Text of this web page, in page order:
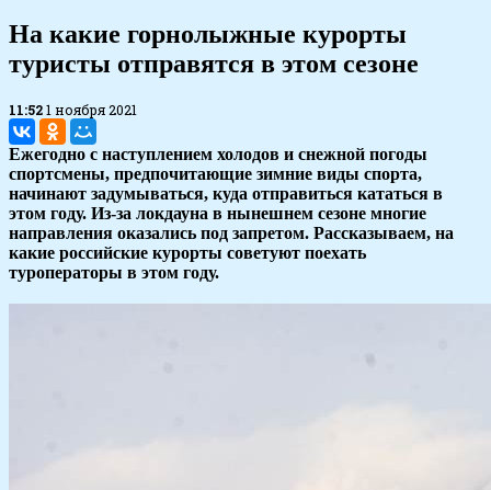
На какие горнолыжные курорты
туристы отправятся в этом сезоне
11:521 ноября 2021
Ежегодно с наступлением холодов и снежной погоды
спортсмены, предпочитающие зимние виды спорта,
начинают задумываться, куда отправиться кататься в
этом году. Из-за локдауна в нынешнем сезоне многие
направления оказались под запретом. Рассказываем, на
какие российские курорты советуют поехать
туроператоры в этом году.